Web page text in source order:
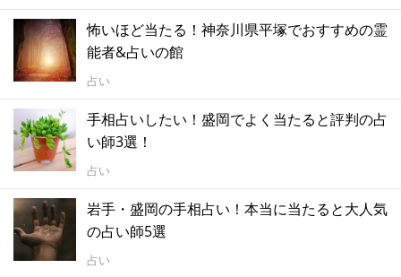
怖いほど当たる！神奈川県平塚でおすすめの霊
能者&占いの館
占い
手相占いしたい！盛岡でよく当たると評判の占
い師3選！
占い
岩手・盛岡の手相占い！本当に当たると大人気
の占い師5選
占い